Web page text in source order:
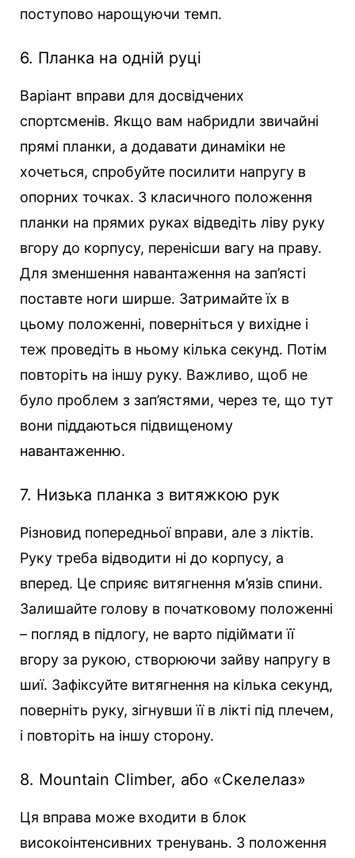
поступово нарощуючи темп.
6. Планка на одній руці
Варіант вправи для досвідчених
спортсменів. Якщо вам набридли звичайні
прямі планки, а додавати динаміки не
хочеться, спробуйте посилити напругу в
опорних точках. З класичного положення
планки на прямих руках відведіть ліву руку
вгору до корпусу, перенісши вагу на праву.
Для зменшення навантаження на зап’ясті
поставте ноги ширше. Затримайте їх в
цьому положенні, поверніться у вихідне і
теж проведіть в ньому кілька секунд. Потім
повторіть на іншу руку. Важливо, щоб не
було проблем з зап’ястями, через те, що тут
вони піддаються підвищеному
навантаженню.
7. Низька планка з витяжкою рук
Різновид попередньої вправи, але з ліктів.
Руку треба відводити ні до корпусу, а
вперед. Це сприяє витягнення м’язів спини.
Залишайте голову в початковому положенні
– погляд в підлогу, не варто підіймати її
вгору за рукою, створюючи зайву напругу в
шиї. Зафіксуйте витягнення на кілька секунд,
поверніть руку, зігнувши її в лікті під плечем,
і повторіть на іншу сторону.
8. Mountain Climber, або «Скелелаз»
Ця вправа може входити в блок
високоінтенсивних тренувань. З положення